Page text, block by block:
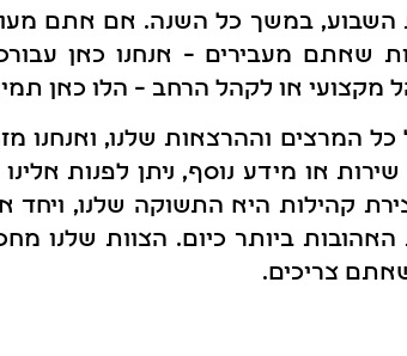
במשך כל השנה. אם אתם
שאתם מעבירים – אנחנו כאן
מקצועי או לקהל הרחב – הלו כאן
המרצים וההרצאות שלנו, ואנחנו
או מידע נוסף, ניתן לפנות
קהילות היא התשוקה שלנו,
האהובות ביותר כיום. הצוות שלנו
צריכים.